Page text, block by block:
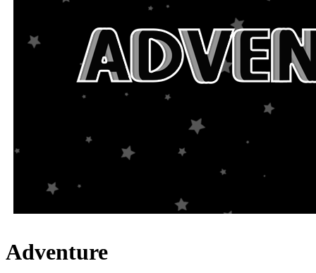
Adventure